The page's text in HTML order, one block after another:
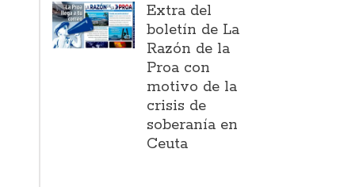
Extra del
boletín de La
Razón de la
Proa con
motivo de la
crisis de
soberanía en
Ceuta